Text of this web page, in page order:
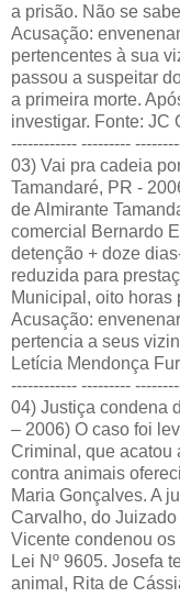
a prisão. Não se
Acusação:
pertencentes à sua
passou a suspeitar
a primeira morte.
investigar. Fonte: JC
------------ ---------
03) Vai pra cadeia
Tamandaré, PR -
de Almirante
comercial Bernardo
detenção + doze
reduzida para
Municipal, oito horas
Acusação:
pertencia a seus
Letícia Mendonça
------------ ---------
04) Justiça condena
– 2006) O caso foi
Criminal, que acatou
contra animais
Maria Gonçalves. A
Carvalho, do
Vicente condenou
Lei Nº 9605. Josefa
animal, Rita de